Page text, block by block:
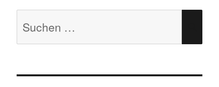
nach: